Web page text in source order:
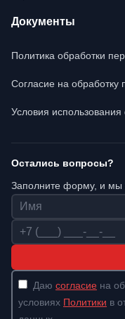
Документы
Политика обработки
Согласие на
Условия
Остались вопросы?
Заполните форму, и мы
Имя
Телефон
Даю согласие на
условиях Политики в